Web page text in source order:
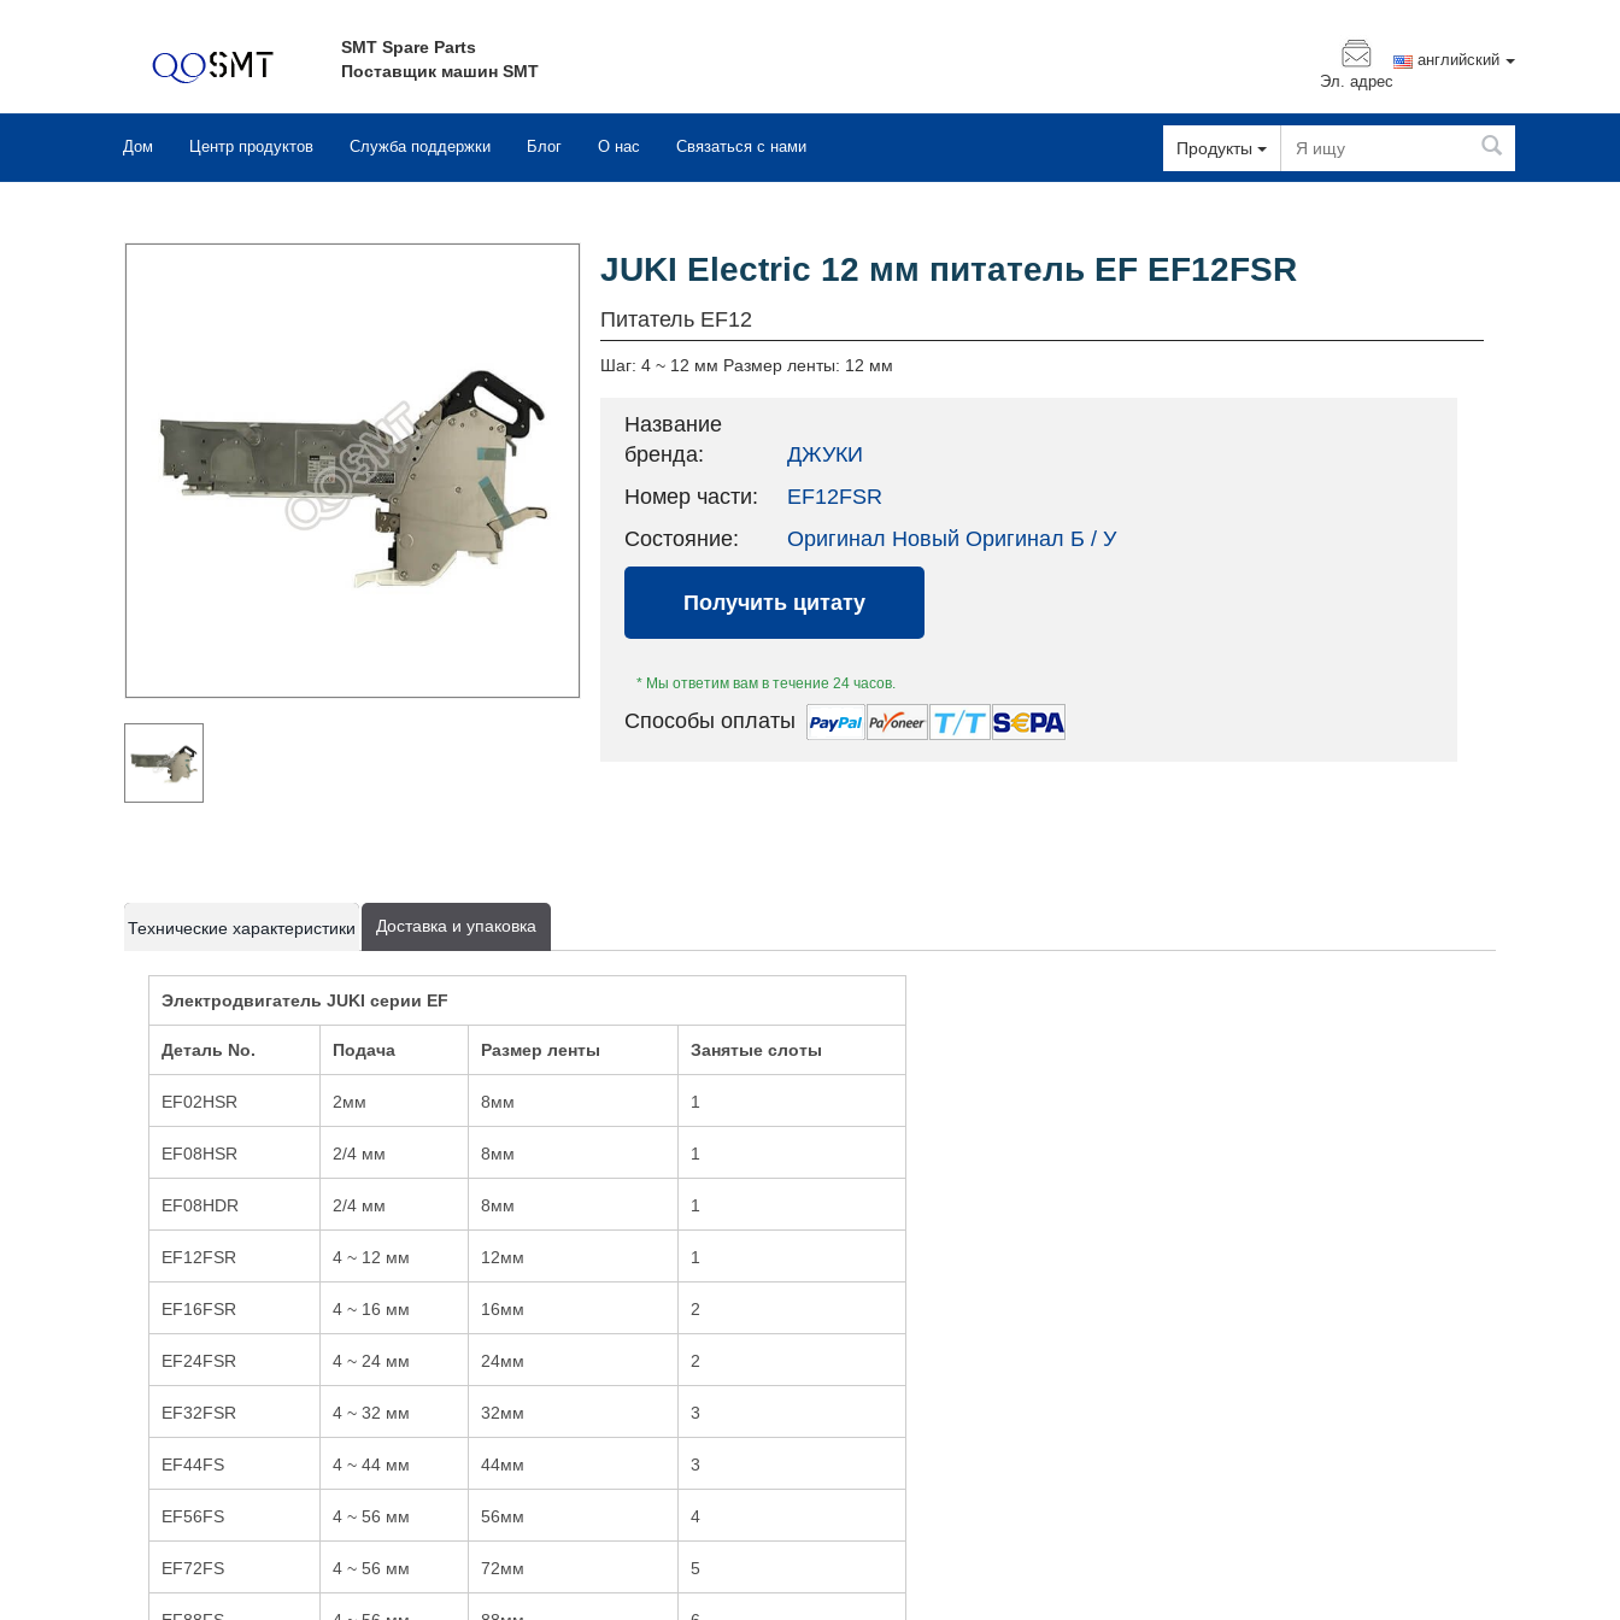
SMT Spare Parts
Поставщик машин SMT
Эл. адрес
английский
Дом Центр продуктов Служба поддержки Блог О нас Связаться с нами Продукты
JUKI Electric 12 мм питатель EF EF12FSR
Питатель EF12
Шаг: 4 ~ 12 мм Размер ленты: 12 мм
Название
бренда:
ДЖУКИ
Номер части:
EF12FSR
Состояние:
Оригинал Новый Оригинал Б / У
Получить цитату
* Мы ответим вам в течение 24 часов.
Способы оплаты
current
current
Технические характеристики Доставка и упаковка
Электродвигатель JUKI серии EF
Деталь No. Подача Размер ленты Занятые слоты
EF02HSR 2мм 8мм 1
EF08HSR 2/4 мм 8мм 1
EF08HDR 2/4 мм 8мм 1
EF12FSR 4 ~ 12 мм 12мм 1
EF16FSR 4 ~ 16 мм 16мм 2
EF24FSR 4 ~ 24 мм 24мм 2
EF32FSR 4 ~ 32 мм 32мм 3
EF44FS 4 ~ 44 мм 44мм 3
EF56FS 4 ~ 56 мм 56мм 4
EF72FS 4 ~ 56 мм 72мм 5